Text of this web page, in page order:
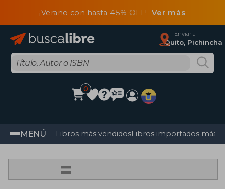
¡Verano con hasta 45% OFF! Ver más
Enviar a
Quito, Pichincha
0
MENÚ Libros más vendidosLibros importados más
=